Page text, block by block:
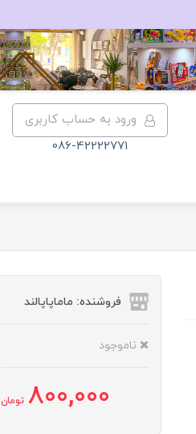
ورود به حساب کاربری
086-42222771
فروشنده: ماماپاپالند
ناموجود
800,000 تومان